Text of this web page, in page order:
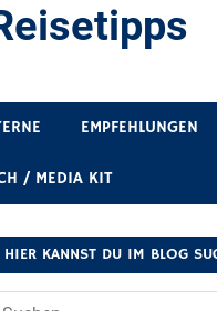
EMPFEHLUNGEN
/ MEDIA KIT
HIER KANNST DU IM BLOG